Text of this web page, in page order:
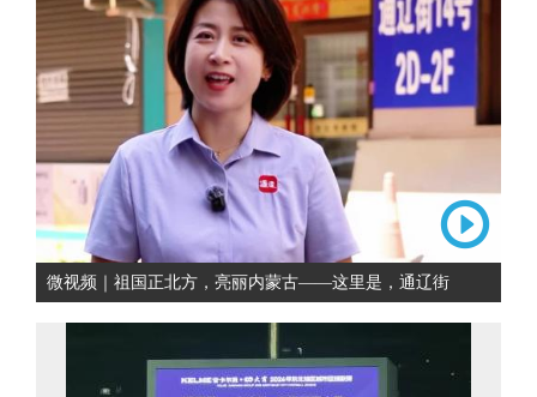
微视频｜祖国正北方，亮丽内蒙古——这里是，通辽街